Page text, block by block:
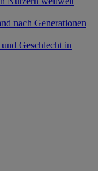
nach Generationen
Geschlecht in